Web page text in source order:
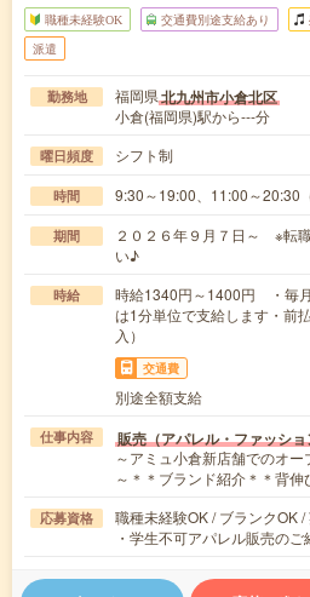
職種未経験OK 交通費別途支給あり
派遣
勤務地 福岡県北九州市小倉北区
小倉(福岡県)駅から---分
曜日頻度 シフト制
時間 9:30～19:00、11:00～20:30
期間
２０２６年９月７日～ ※転
い♪
時給
時給1340円～1400円 ・毎
は1分単位で支給します・前
入）
交通費
別途全額支給
仕事内容 販売（アパレル・ファッシ
～アミュ小倉新店舗でのオ
～＊＊ブランド紹介＊＊背
応募資格
職種未経験OK / ブランクOK
・学生不可アパレル販売の